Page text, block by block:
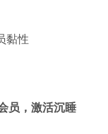
黏性
员，激活沉睡